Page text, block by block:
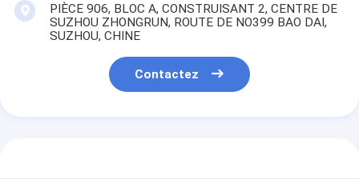
PIÈCE 906, BLOC A, CONSTRUISANT 2, CENTRE DE
SUZHOU ZHONGRUN, ROUTE DE NO399 BAO DAI,
SUZHOU, CHINE
Contactez